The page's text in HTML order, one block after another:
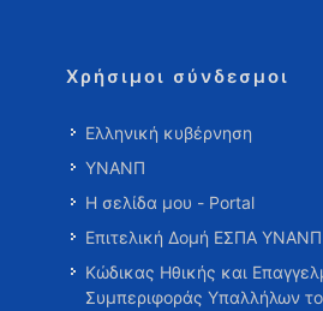
Χρήσιμοι σύνδεσμοι
Ελληνική κυβέρνηση
ΥΝΑΝΠ
Η σελίδα μου - Portal
Επιτελική Δομή ΕΣΠΑ ΥΝΑΝΠ
Κώδικας Ηθικής και
Συμπεριφοράς Υπαλλήλων